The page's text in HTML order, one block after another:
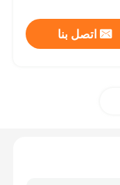
اتصل بنا